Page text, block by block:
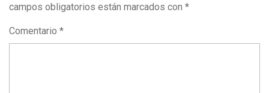
campos obligatorios están marcados con *
Comentario *